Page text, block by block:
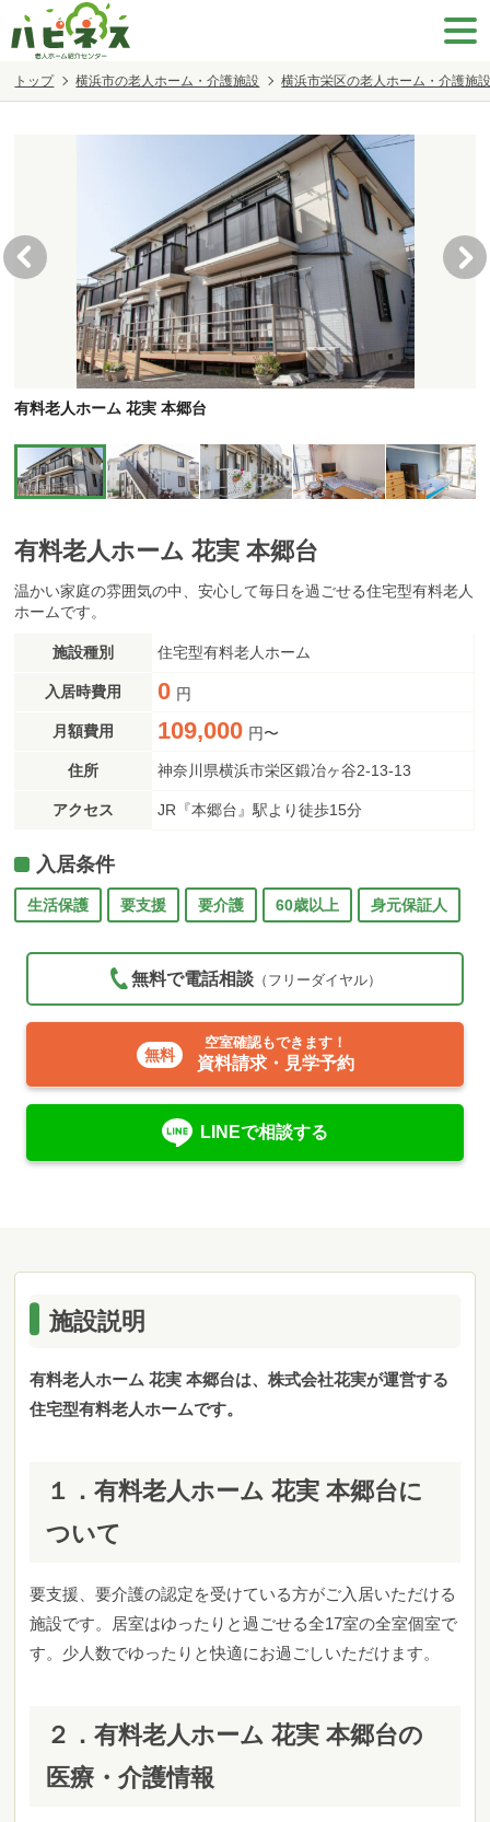
トップ 横浜市の老人ホーム・介護施設 横浜市栄区の老人ホーム・介護施
有料老人ホーム 花実 本郷台
有料老人ホーム 花実 本郷台
温かい家庭の雰囲気の中、安心して毎日を過ごせる住宅型有料老人
ホームです。
施設種別 住宅型有料老人ホーム
入居時費用 0 円
月額費用 109,000 円〜
住所 神奈川県横浜市栄区鍛冶ヶ⾕2-13-13
アクセス JR『本郷台』駅より徒歩15分
入居条件
生活保護 要支援 要介護 60歳以上 身元保証人
無料で電話相談（フリーダイヤル）
空室確認もできます！
資料請求・見学予約
LINEで相談する
施設説明
有料老人ホーム 花実 本郷台は、株式会社花実が運営する
住宅型有料老人ホームです。
１．有料老人ホーム 花実 本郷台に
ついて
要支援、要介護の認定を受けている方がご入居いただける
施設です。居室はゆったりと過ごせる全17室の全室個室で
す。少人数でゆったりと快適にお過ごしいただけます。
２．有料老人ホーム 花実 本郷台の
医療・介護情報